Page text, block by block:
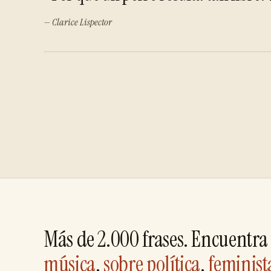
— Clarice Lispector
Más de 2.000 frases.
música,sobre política,